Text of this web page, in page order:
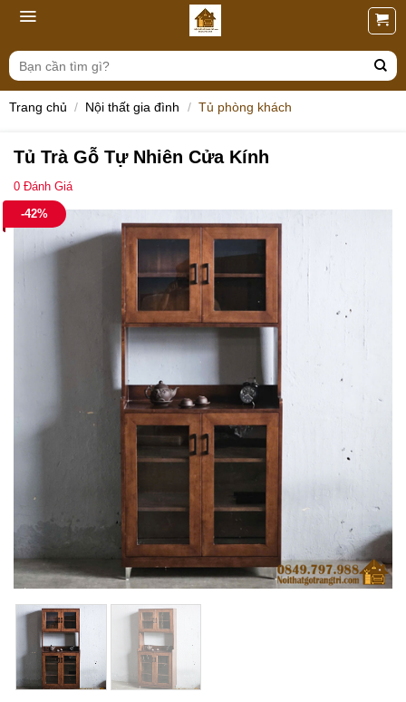
Skip
content
Tìm
kiếm:
Trang chủ / Nội thất gia đình / Tủ phòng khách
Tủ Trà Gỗ Tự Nhiên Cửa Kính
0 Đánh Giá
-42%